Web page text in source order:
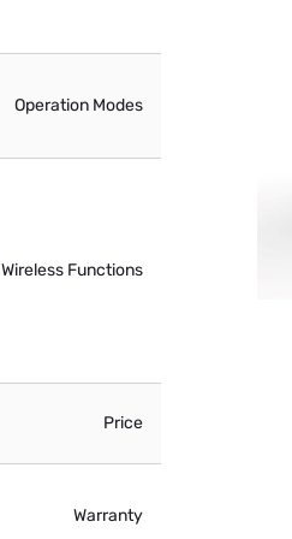
Operation Modes
Wireless Functions
Price
Warranty